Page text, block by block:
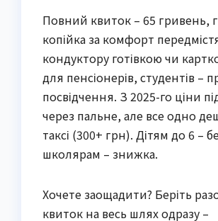
Повний квиток – 65 гривень,
копійка за комфорт
кондуктору готівкою чи
для пенсіонерів, студентів –
посвідчення. З 2025-го ціни
через пальне, але все одно
таксі (300+ грн). Дітям до 6 –
школярам – знижка.
Хочете заощадити? Беріть
квиток на весь шлях одразу –